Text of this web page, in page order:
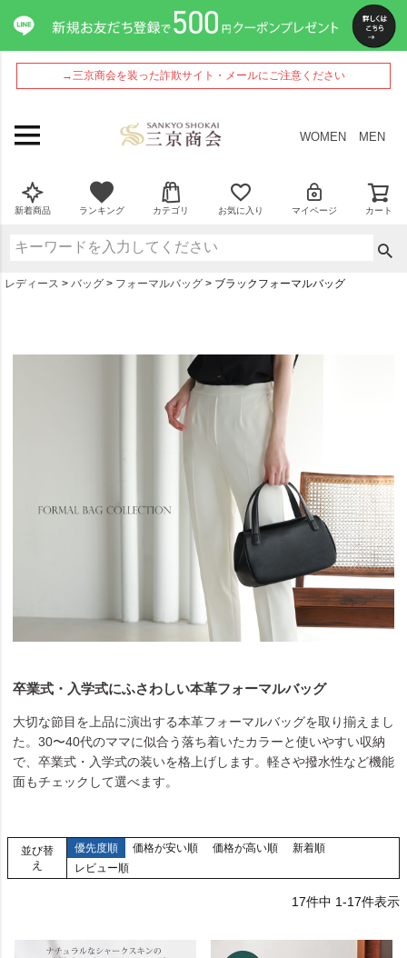
→三京商会を装った詐欺サイト・メールにご注意ください
WOMEN MEN
新着商品 ランキング カテゴリ お気に入り マイページ カート
レディース バッグ フォーマルバッグ ブラックフォーマルバッグ
卒業式・入学式にふさわしい本革フォーマルバッグ
大切な節目を上品に演出する本革フォーマルバッグを取り揃えまし
た。30〜40代のママに似合う落ち着いたカラーと使いやすい収納
で、卒業式・入学式の装いを格上げします。軽さや撥水性など機能
面もチェックして選べます。
並び替
え
優先度順 価格が安い順 価格が高い順
新着順
レビュー順
17件中 1-17件表示